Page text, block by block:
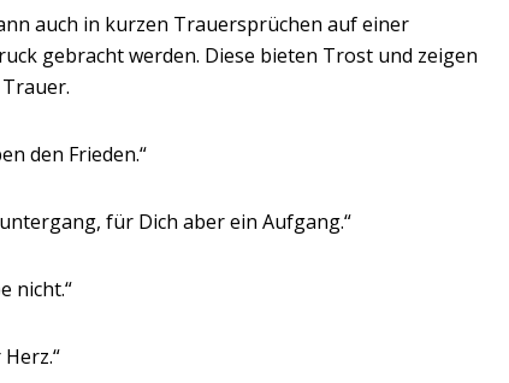
auch in kurzen Trauersprüchen auf einer
gebracht werden. Diese bieten Trost und zeigen
den Frieden.“
für Dich aber ein Aufgang.“
nicht.“